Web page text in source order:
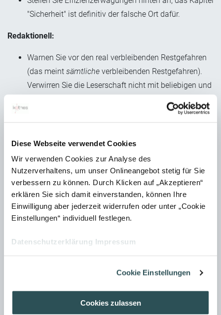
Diese Webseite verwendet Cookies
Wir verwenden Cookies zur Analyse des
Nutzerverhaltens, um unser Onlineangebot stetig für Sie
verbessern zu können. Durch Klicken auf „Akzeptieren“
erklären Sie sich damit einverstanden, können Ihre
Einwilligung aber jederzeit widerrufen oder unter „Cookie
Einstellungen“ individuell festlegen.
Datenschutzerklärung Impressum
Cookie Einstellungen
Cookies zulassen
"Sicherheit" ist definitiv der falsche Ort dafür.
Redaktionell:
Warnen Sie vor den real verbleibenden Restgefahren
(das meint sämtliche verbleibenden Restgefahren).
Verwirren Sie die Leserschaft nicht mit beliebigen und
allgemeinen und besonderen Gefahren. MERKE: Die
Redakteure. Die Zielgruppe kann mit all den
Konventionen und Formalia recht wenig anfangen.
Für die Zielgruppe muss die Anleitung, also auch das
Kapitel "Sicherheit", einfach nur funktionieren.
Leiten Sie die Restgefahren nachvollziehbar und leicht
verständlich her. Plausibilisieren Sie Ursachen, Folgen
und Abhilfen gleichermaßen.
Priorisieren Sie die Restgefahren weise (höherer
durch "De-Desensibilisieren"!
Stellen Sie sich der großen Herausforderung,
komplexe sicherheitstechnische Zusammenhänge